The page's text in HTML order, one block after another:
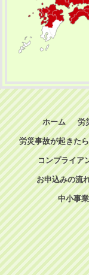
ホーム 労
労災事故が起きたら
コンプライア
お申込みの流
中小事